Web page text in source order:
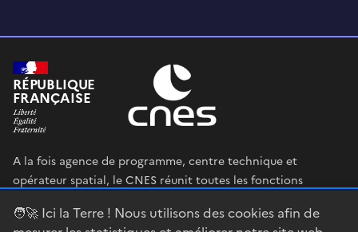
🧑‍🚀 Ici la Terre ! Nous utilisons des cookies afin de
RÉPUBLIQUE
FRANÇAISE
A la fois agence de programme, centre technique et
opérateur spatial, le CNES réunit toutes les fonctions
en œuvre sa stratégie spatiale.